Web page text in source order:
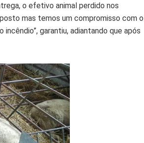
o efetivo animal perdido nos
mas temos um compromisso com o
garantiu, adiantando que após